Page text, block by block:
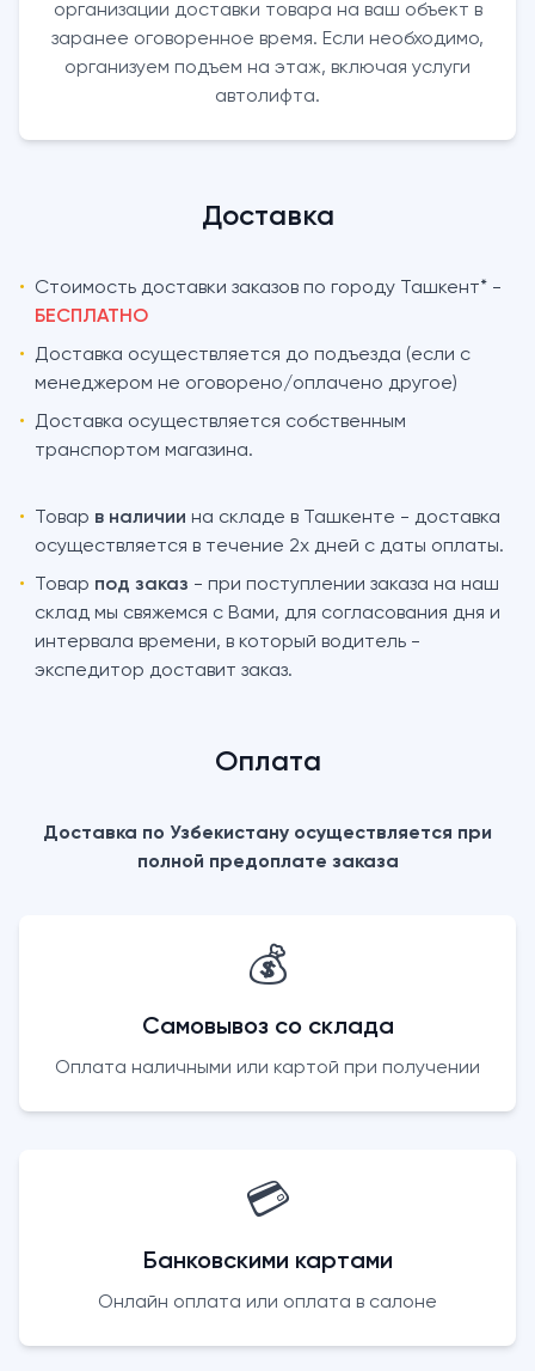
организации доставки товара на ваш объект в
заранее оговоренное время. Если необходимо,
организуем подъем на этаж, включая услуги
автолифта.
Доставка
•
Стоимость доставки заказов по городу Ташкент* -
БЕСПЛАТНО
• Доставка осуществляется до подъезда (если с
менеджером не оговорено/оплачено другое)
• Доставка осуществляется собственным
транспортом магазина.
• Товар в наличии на складе в Ташкенте - доставка
осуществляется в течение 2х дней с даты оплаты.
•
Товар под заказ - при поступлении заказа на наш
склад мы свяжемся с Вами, для согласования дня и
интервала времени, в который водитель -
экспедитор доставит заказ.
Оплата
Доставка по Узбекистану осуществляется при
полной предоплате заказа
💰
Самовывоз со склада
Оплата наличными или картой при получении
💳
Банковскими картами
Онлайн оплата или оплата в салоне